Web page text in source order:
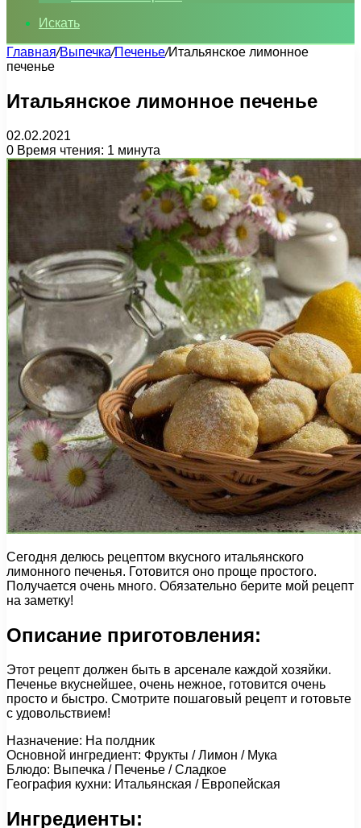
Искать
Главная/Выпечка/Печенье/Итальянское лимонное
печенье
Итальянское лимонное печенье
02.02.2021
0 Время чтения: 1 минута
Сегодня делюсь рецептом вкусного итальянского
лимонного печенья. Готовится оно проще простого.
Получается очень много. Обязательно берите мой рецепт
на заметку!
Описание приготовления:
Этот рецепт должен быть в арсенале каждой хозяйки.
Печенье вкуснейшее, очень нежное, готовится очень
просто и быстро. Смотрите пошаговый рецепт и готовьте
с удовольствием!
Назначение: На полдник
Основной ингредиент: Фрукты / Лимон / Мука
Блюдо: Выпечка / Печенье / Сладкое
География кухни: Итальянская / Европейская
Ингредиенты: